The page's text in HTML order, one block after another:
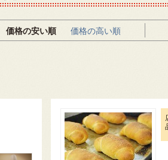
価格の安い順 価格の高い順